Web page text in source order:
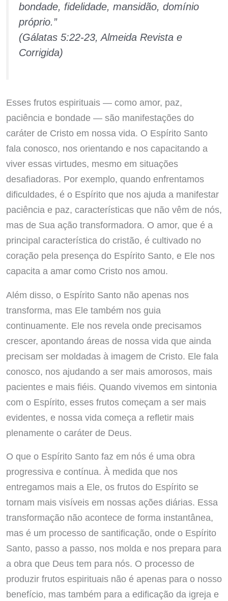
bondade, fidelidade, mansidão, domínio
próprio.”
(Gálatas 5:22-23, Almeida Revista e
Corrigida)
Esses frutos espirituais — como amor, paz,
paciência e bondade — são manifestações do
caráter de Cristo em nossa vida. O Espírito Santo
fala conosco, nos orientando e nos capacitando a
viver essas virtudes, mesmo em situações
desafiadoras. Por exemplo, quando enfrentamos
dificuldades, é o Espírito que nos ajuda a manifestar
paciência e paz, características que não vêm de nós,
mas de Sua ação transformadora. O amor, que é a
principal característica do cristão, é cultivado no
coração pela presença do Espírito Santo, e Ele nos
capacita a amar como Cristo nos amou.
Além disso, o Espírito Santo não apenas nos
transforma, mas Ele também nos guia
continuamente. Ele nos revela onde precisamos
crescer, apontando áreas de nossa vida que ainda
precisam ser moldadas à imagem de Cristo. Ele fala
conosco, nos ajudando a ser mais amorosos, mais
pacientes e mais fiéis. Quando vivemos em sintonia
com o Espírito, esses frutos começam a ser mais
evidentes, e nossa vida começa a refletir mais
plenamente o caráter de Deus.
O que o Espírito Santo faz em nós é uma obra
progressiva e contínua. À medida que nos
entregamos mais a Ele, os frutos do Espírito se
tornam mais visíveis em nossas ações diárias. Essa
transformação não acontece de forma instantânea,
mas é um processo de santificação, onde o Espírito
Santo, passo a passo, nos molda e nos prepara para
a obra que Deus tem para nós. O processo de
produzir frutos espirituais não é apenas para o nosso
benefício, mas também para a edificação da igreja e